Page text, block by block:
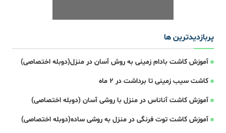
پربازدیدترین ها
آموزش کاشت بادام زمینی به روش آسان در منزل(دوبله اختصاصی)
کاشت سیب زمینی تا برداشت در ۲ ماه
آموزش کاشت آناناس در منزل با روشی آسان (دوبله اختصاصی)
آموزش کاشت توت فرنگی در منزل به روشی ساده(دوبله اختصاصی)